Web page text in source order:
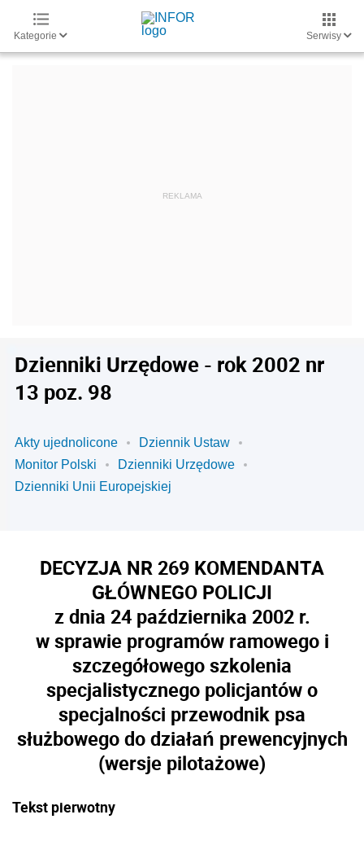
Kategorie Serwisy
Dzienniki Urzędowe - rok 2002 nr
13 poz. 98
Akty ujednolicone
Dziennik Ustaw
Monitor Polski
Dzienniki Urzędowe
Dzienniki Unii Europejskiej
DECYZJA NR 269 KOMENDANTA
GŁÓWNEGO POLICJI
z dnia 24 października 2002 r.
w sprawie programów ramowego i
szczegółowego szkolenia
specjalistycznego policjantów o
specjalności przewodnik psa
służbowego do działań prewencyjnych
(wersje pilotażowe)
Tekst pierwotny